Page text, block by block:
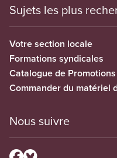
Sujets les plus
Votre section locale
Formations syndicales
Catalogue de
Commander du matériel
Nous suivre